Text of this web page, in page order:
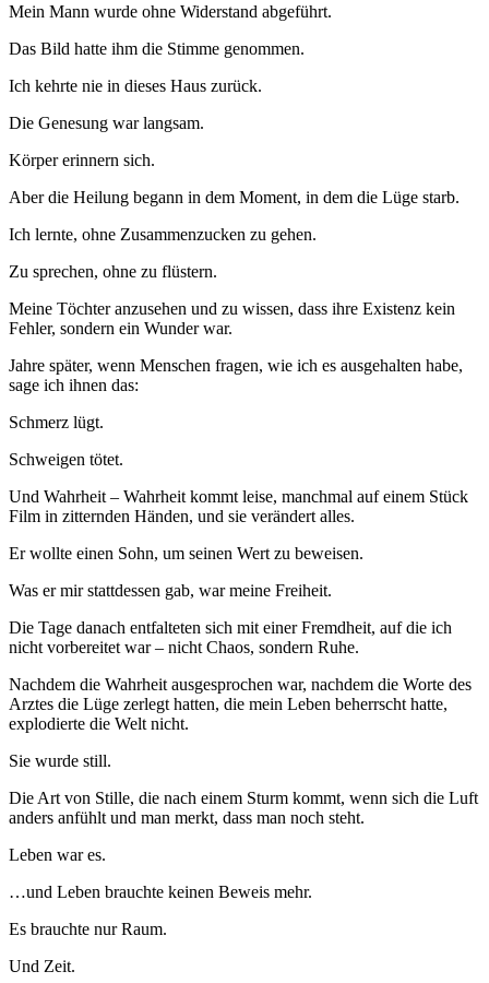
Mein Mann wurde ohne Widerstand abgeführt.
Das Bild hatte ihm die Stimme genommen.
Ich kehrte nie in dieses Haus zurück.
Die Genesung war langsam.
Körper erinnern sich.
Aber die Heilung begann in dem Moment, in dem die Lüge starb.
Ich lernte, ohne Zusammenzucken zu gehen.
Zu sprechen, ohne zu flüstern.
Meine Töchter anzusehen und zu wissen, dass ihre Existenz kein
Fehler, sondern ein Wunder war.
Jahre später, wenn Menschen fragen, wie ich es ausgehalten habe,
sage ich ihnen das:
Schmerz lügt.
Schweigen tötet.
Und Wahrheit – Wahrheit kommt leise, manchmal auf einem Stück
Film in zitternden Händen, und sie verändert alles.
Er wollte einen Sohn, um seinen Wert zu beweisen.
Was er mir stattdessen gab, war meine Freiheit.
Die Tage danach entfalteten sich mit einer Fremdheit, auf die ich
nicht vorbereitet war – nicht Chaos, sondern Ruhe.
Nachdem die Wahrheit ausgesprochen war, nachdem die Worte des
Arztes die Lüge zerlegt hatten, die mein Leben beherrscht hatte,
explodierte die Welt nicht.
Sie wurde still.
Die Art von Stille, die nach einem Sturm kommt, wenn sich die Luft
anders anfühlt und man merkt, dass man noch steht.
Leben war es.
…und Leben brauchte keinen Beweis mehr.
Es brauchte nur Raum.
Und Zeit.